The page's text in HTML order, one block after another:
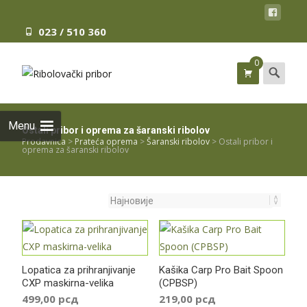
023 / 510 360
Menu
0 Search
for:
Ostali pribor i oprema za šaranski ribolov
Prodavnica > Prateća oprema >Šaranski ribolov > Ostali pribor i
oprema za šaranski ribolov
Lopatica za prihranjivanje
CXP maskirna-velika
499,00 рсд
Kašika Carp Pro Bait Spoon
(CPBSP)
219,00 рсд